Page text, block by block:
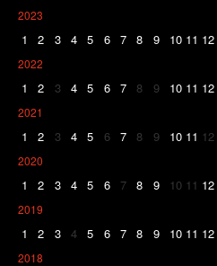
2023
1 2 3 4 5 6 7 8 9 10 11 12
2022
1 2 3 4 5 6 7 8 9 10 11 12
2021
1 2 3 4 5 6 7 8 9 10 11 12
2020
1 2 3 4 5 6 7 8 9 10 11 12
2019
1 2 3 4 5 6 7 8 9 10 11 12
2018